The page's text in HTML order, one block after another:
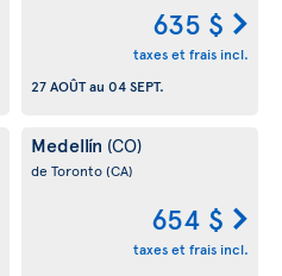
635 $
taxes et frais incl.
27 AOÛTau 04 SEPT.
Medellín (CO)
de Toronto(CA)
654 $
taxes et frais incl.